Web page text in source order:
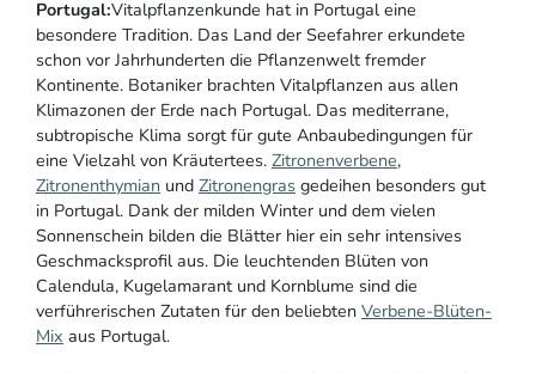
Portugal:Vitalpflanzenkunde hat in Portugal eine
besondere Tradition. Das Land der Seefahrer erkundete
schon vor Jahrhunderten die Pflanzenwelt fremder
Kontinente. Botaniker brachten Vitalpflanzen aus allen
Klimazonen der Erde nach Portugal. Das mediterrane,
subtropische Klima sorgt für gute Anbaubedingungen für
eine Vielzahl von Kräutertees. Zitronenverbene,
Zitronenthymian und Zitronengras gedeihen besonders gut
in Portugal. Dank der milden Winter und dem vielen
Sonnenschein bilden die Blätter hier ein sehr intensives
Geschmacksprofil aus. Die leuchtenden Blüten von
Calendula, Kugelamarant und Kornblume sind die
verführerischen Zutaten für den beliebten Verbene-Blüten-
Mix aus Portugal.